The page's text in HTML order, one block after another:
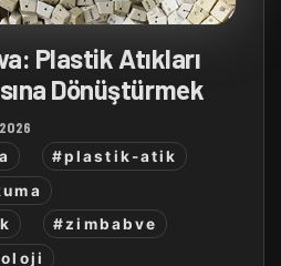
Plastik Atıkları
Dönüştürmek
#plastik-atik
#zimbabve